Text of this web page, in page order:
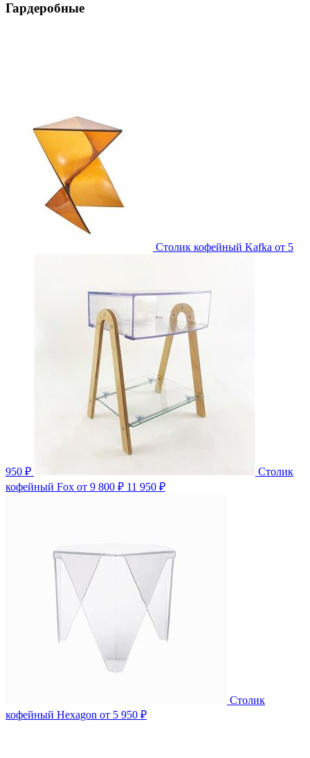
Гардеробные
Столик кофейный Kafka от 5
950 ₽
Столик
кофейный Fox от 9 800 ₽ 11 950 ₽
Столик
кофейный Hexagon от 5 950 ₽